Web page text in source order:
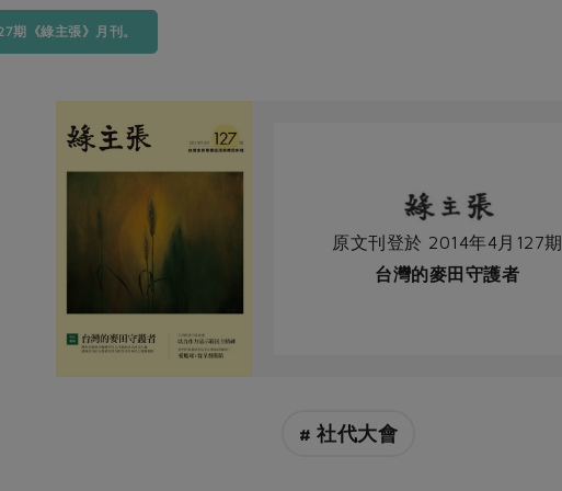
期《綠主張》月刊。
原文刊登於 2014年4月127期
台灣的麥田守護者
# 社代大會